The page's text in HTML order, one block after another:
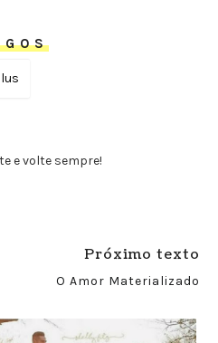
e volte sempre!
Próximo texto
O Amor Materializado